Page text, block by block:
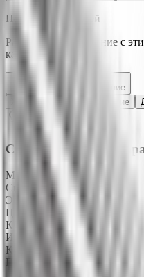
Под заказ ~3-5 дней
Рассчитайте освещение с
калькуляторе
Рассчитать освещение
Характеристики
Описание
Светотехнические
Мощность 120 Вт
Световой поток
Эффективность 120 лм/Вт
Цветовая температура
КСС (кривая силы света)
Индекс цветопередачи (CRI)
Коэффициент пульсации (Кп)
Производитель светодиодов